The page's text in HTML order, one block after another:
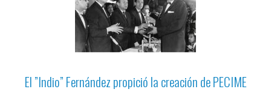
El ”Indio” Fernández propició la creación de PECIME